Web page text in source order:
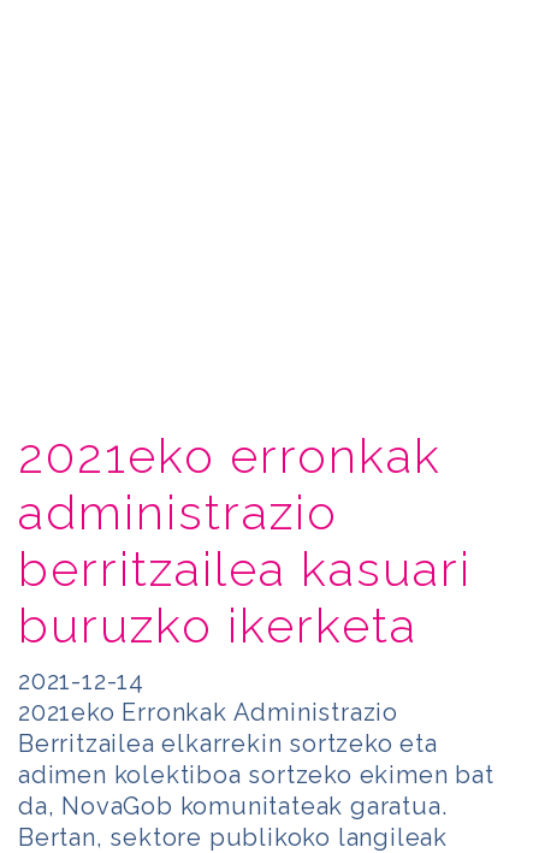
2021eko erronkak
administrazio
berritzailea kasuari
buruzko ikerketa
2021-12-14
2021eko Erronkak Administrazio
Berritzailea elkarrekin sortzeko eta
adimen kolektiboa sortzeko ekimen bat
da, NovaGob komunitateak garatua.
Bertan, sektore publikoko langileak